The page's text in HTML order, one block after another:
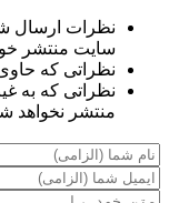
نظرات ارسال
سایت منتشر
نظراتی که
نظراتی که به
منتشر نخواهد